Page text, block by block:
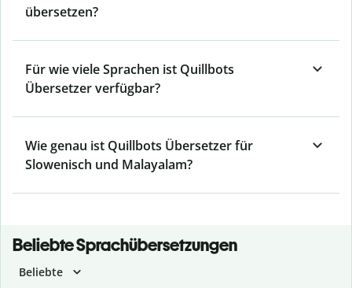
übersetzen?
Für wie viele Sprachen ist Quillbots
Übersetzer verfügbar?
Wie genau ist Quillbots Übersetzer für
Slowenisch und Malayalam?
Beliebte Sprachübersetzungen
Beliebte